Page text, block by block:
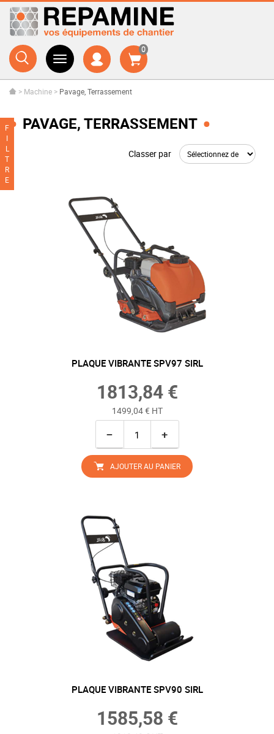
0
F
I
L
T
R
E
> Machine > Pavage, Terrassement
PAVAGE, TERRASSEMENT
Classer par
PLAQUE VIBRANTE SPV97 SIRL
1813,84 €
1499,04 € HT
− +
AJOUTER AU PANIER
PLAQUE VIBRANTE SPV90 SIRL
1585,58 €